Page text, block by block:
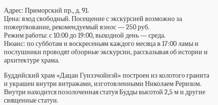
Адрес: Приморский пр., д. 91.
Цена: вход свободный. Посещение с экскурсией возможно за
пожертвование, рекомендуемый взнос — 250 руб.
Режим работы: с 10:00 до 19:00, выходной день — среда.
Нюанс: по субботам и воскресеньям каждого месяца в 17:00ламы и
послушники проводят обзорные экскурсии, рассказывая об истории и
архитектуре храма.
Буддийский храм «Дацан Гунзэчойнэй» построен из колотого гранита
и украшен внутри витражами,изготовленными Николаем Рерихом.
Внутри находится позолоченная статуя Будды высотой 2,5 м и другие
священные статуи.